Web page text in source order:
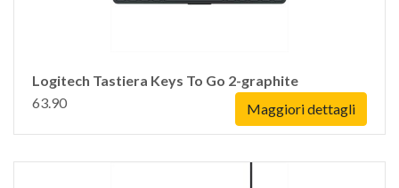
Logitech Tastiera Keys To Go 2-graphite
63.90
Maggiori dettagli